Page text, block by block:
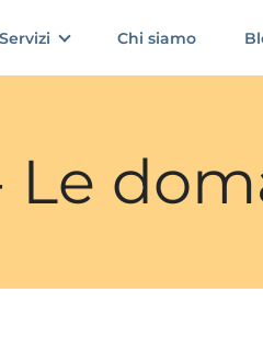
Servizi Chi siamo
Le